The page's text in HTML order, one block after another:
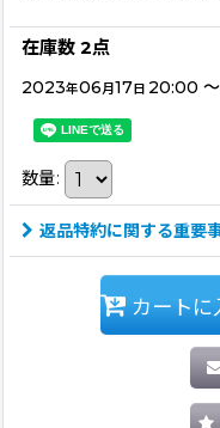
在庫数 2点
2023年06月 17日 20:00 ～
数量:
返品特約に関する重要
カートに